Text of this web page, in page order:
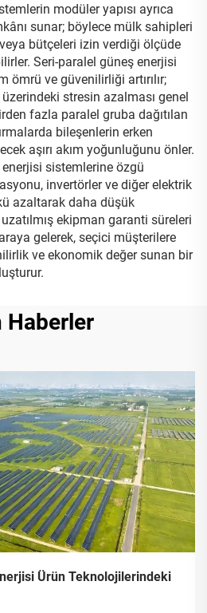
modüler yapısı ayrıca
sunar; böylece mülk sahipleri
bütçeleri izin verdiği ölçüde
Seri-paralel güneş enerjisi
ömrü ve güvenilirliği artırılır;
stresin azalması genel
fazla paralel gruba dağıtılan
bileşenlerin erken
aşırı akım yoğunluğunu önler.
sistemlerine özgü
invertörler ve diğer elektrik
azaltarak daha düşük
ekipman garanti süreleri
gelerek, seçici müşterilere
ve ekonomik değer sunan bir
Haberler
Ürün Teknolojilerindeki